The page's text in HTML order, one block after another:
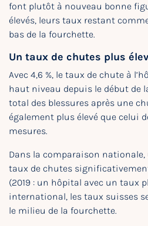
font plutôt à nouveau bonne
élevés, leurs taux restant
bas de la fourchette.
Un taux de chutes plus
Avec 4,6 %, le taux de chute à
haut niveau depuis le début de
total des blessures après une
également plus élevé que celui
mesures.
Dans la comparaison
taux de chutes
(2019 : un hôpital avec un taux
international, les taux suisses
le milieu de la fourchette.